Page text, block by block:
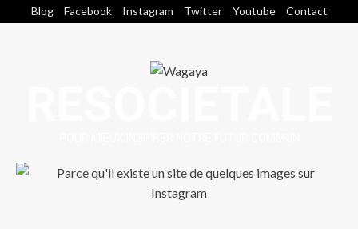
Blog Facebook Instagram Twitter Youtube Contact